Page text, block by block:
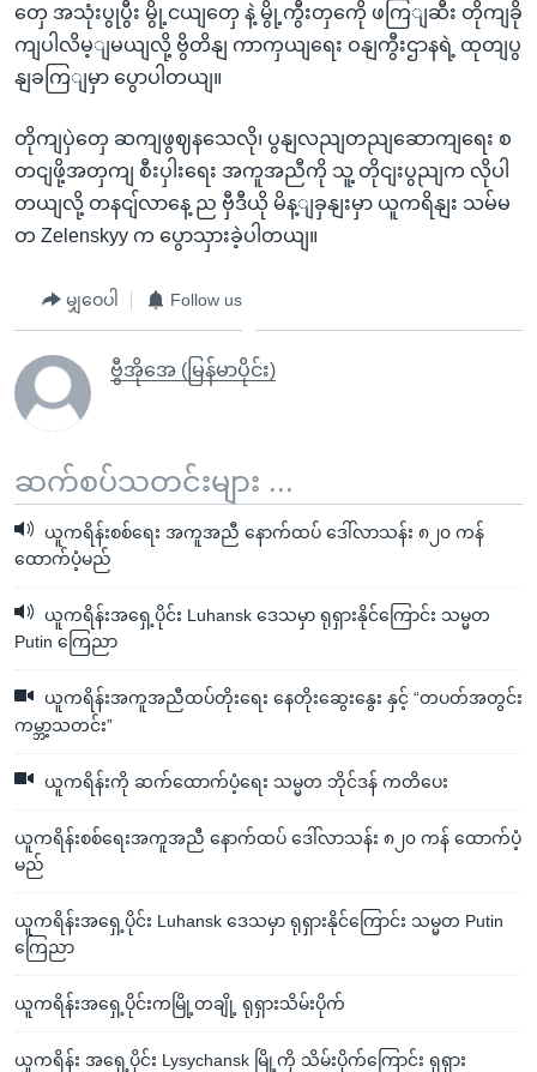
တှေ အသုံးပွုပွီး မွို့ငယျတှေ နဲ့ မွို့ကွီးတှကေို ဖကြျဆီး တိုကျခို
ကျပါလိမ့ျမယျလို့ ဗွိတိနျ ကာကှယျရေး ဝနျကွီးဌာနရဲ့ ထုတျပွ
နျခကြျမှာ ပွောပါတယျ။
တိုကျပှဲတှေ ဆကျဖွဈနသေလို၊ ပွနျလညျတညျဆောကျရေး စ
တငျဖို့အတှကျ စီးပှါးရေး အကူအညီကို သူ့ တိုငျးပွညျက လိုပါ
တယျလို့ တနငျ်လာနေ့ ည ဗှီဒီယို မိန့ျခှနျးမှာ ယူကရိနျး သမ်မ
တ Zelenskyy က ပွောသှားခဲ့ပါတယျ။
မျှဝေပါ Follow us
ဗွီအိုအေ (မြန်မာပိုင်း)
ဆက်စပ်သတင်းများ ...
ယူကရိန်းစစ်ရေး အကူအညီ နောက်ထပ် ဒေါ်လာသန်း ၈၂၀ ကန်
ထောက်ပံ့မည်
ယူကရိန်းအရှေ့ပိုင်း Luhansk ဒေသမှာ ရုရှားနိုင်ကြောင်း သမ္မတ
Putin ကြေညာ
ယူကရိန်းအကူအညီထပ်တိုးရေး နေတိုးဆွေးနွေး နှင့် “တပတ်အတွင်း
ကမ္ဘာ့သတင်း”
ယူကရိန်းကို ဆက်ထောက်ပံ့ရေး သမ္မတ ဘိုင်ဒန် ကတိပေး
ယူကရိန်းစစ်ရေးအကူအညီ နောက်ထပ် ဒေါ်လာသန်း ၈၂၀ ကန် ထောက်ပံ့
မည်
ယူကရိန်းအရှေ့ပိုင်း Luhansk ဒေသမှာ ရုရှားနိုင်ကြောင်း သမ္မတ Putin
ကြေညာ
ယူကရိန်းအရှေ့ပိုင်းကမြို့တချို့ ရုရှားသိမ်းပိုက်
ယူကရိန်း အရှေ့ပိုင်း Lysychansk မြို့ကို သိမ်းပိုက်ကြောင်း ရုရှား